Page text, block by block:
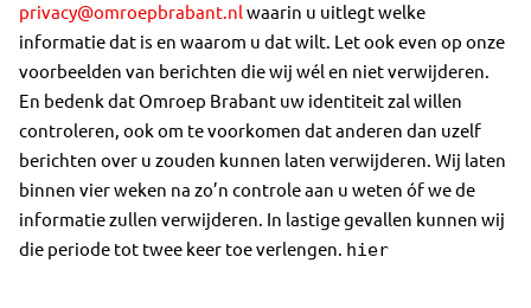
privacy@omroepbrabant.nl waarin u uitlegt welke
informatie dat is en waarom u dat wilt. Let ook even op onze
voorbeelden van berichten die wij wél en niet verwijderen.
En bedenk dat Omroep Brabant uw identiteit zal willen
controleren, ook om te voorkomen dat anderen dan uzelf
berichten over u zouden kunnen laten verwijderen. Wij laten
binnen vier weken na zo’n controle aan u weten óf we de
informatie zullen verwijderen. In lastige gevallen kunnen wij
die periode tot twee keer toe verlengen. hier